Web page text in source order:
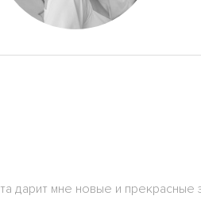
мне новые и прекрасные